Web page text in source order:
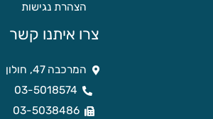
הצהרת נגישות
צרו איתנו קשר
המרכבה 47, חולון
03-5018574
03-5038486